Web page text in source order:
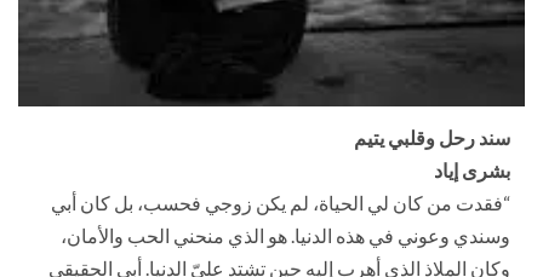
سند رحل وقلبي يتيم
بشرى إياد
“فقدت من كان لي الحياة، لم يكن زوجي فحسب، بل كان أبي
وسندي وعوني في هذه الدنيا. هو الذي منحني الحب والأمان،
وكان الملاذ الذي أهرب إليه حين تشتد عليّ الدنيا. أبي الحقيقي